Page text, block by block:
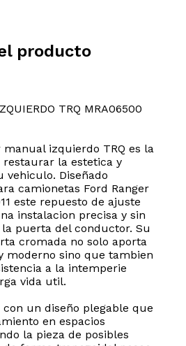
producto
TRQ MRA06500
manual izquierdo TRQ es la
la estetica y
Diseñado
camionetas Ford Ranger
este repuesto de ajuste
instalacion precisa y sin
puerta del conductor. Su
cromada no solo aporta
moderno sino que tambien
a la intemperie
vida util.
con un diseño plegable que
en espacios
la pieza de posibles